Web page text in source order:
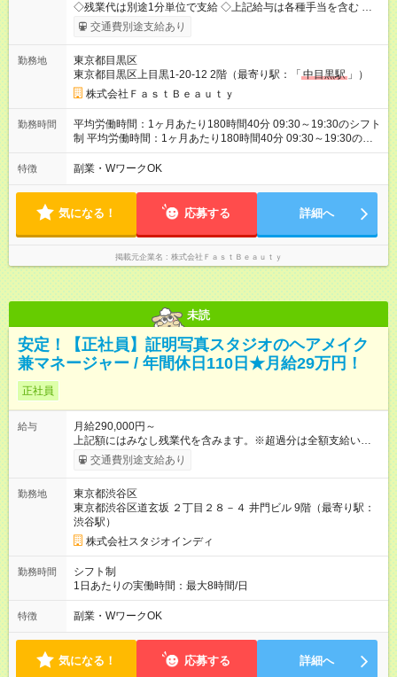
◇残業代は別途1分単位で支給 ◇上記給与は各種手当を含む ◇毎
月インセンティブポイント付与 ・店舗売上や入客人数などに応
じてインセンティブポイントを付与 ・ポイントは6ヶ月に一度引
長手当（月30，000円～）あり 研修期間6ヶ月間は以下給与のみ
変更あり 月給242，700円 ※給与に関しては2025年度の最低賃
金を反映済み ※各都道府県の施行月より適応、入社時期によっ
ては変動の可能性あり 詳細は、採用担当へお問い合わせくださ
い 【試用期間】試用期間なし
交通費別途支給あり
勤務地
東京都目黒区
東京都目黒区上目黒1-20-12 2階（最寄り駅：「 中目黒駅 」）
株式会社ＦａｓｔＢｅａｕｔｙ
勤務時間
平均労働時間：1ヶ月あたり180時間40分 09:30～19:30のシフト
制 平均労働時間：1ヶ月あたり180時間40分 09:30～19:30のシ
フト制
特徴 副業・WワークOK
気になる！ 応募する 詳細へ
掲載元企業名 株式会社ＦａｓｔＢｅａｕｔｙ
未読
安定！【正社員】証明写真スタジオのヘアメイク
兼マネージャー / 年間休日110日★月給29万円！
正社員
給与
月給290,000円～
上記額にはみなし残業代を含みます。※超過分は全額支給いたし
ます。 みなし残業代 72,314円／月 みなし残業時間 45時間／月
※試用期間は6ヶ月です。そのほかの条件に変更はありません。
給与は本採用時と同じです。
交通費別途支給あり
勤務地
東京都渋谷区
東京都渋谷区道玄坂 ２丁目２８－４ 井門ビル 9階（最寄り駅：
渋谷駅）
株式会社スタジオインディ
勤務時間
シフト制
1日あたりの実働時間：最大8時間/日
特徴 副業・WワークOK
気になる！ 応募する 詳細へ